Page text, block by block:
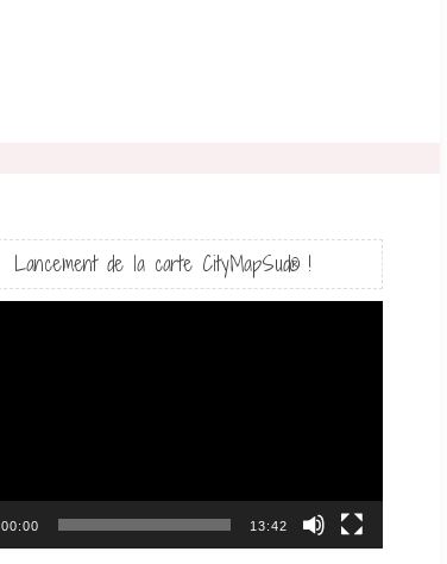
Lancement de la carte CityMapSud® !
00:00 13:42